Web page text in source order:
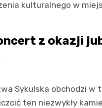
kulturalnego w
z okazji
Sykulska obchodzi w
ten niezwykły